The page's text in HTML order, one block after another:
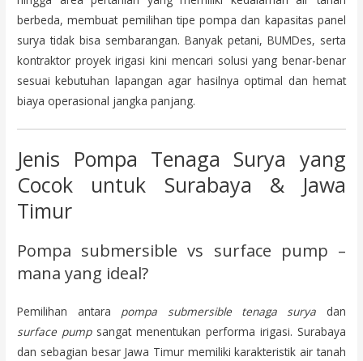
berbeda, membuat pemilihan tipe pompa dan kapasitas panel
surya tidak bisa sembarangan. Banyak petani, BUMDes, serta
kontraktor proyek irigasi kini mencari solusi yang benar-benar
sesuai kebutuhan lapangan agar hasilnya optimal dan hemat
biaya operasional jangka panjang.
Jenis Pompa Tenaga Surya yang
Cocok untuk Surabaya & Jawa
Timur
Pompa submersible vs surface pump –
mana yang ideal?
Pemilihan antara pompa submersible tenaga surya dan
surface pumpsangat menentukan performa irigasi. Surabaya
dan sebagian besar Jawa Timur memiliki karakteristik air tanah